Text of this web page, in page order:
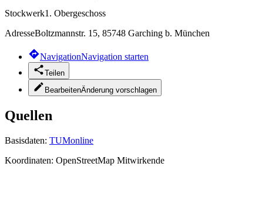
Stockwerk1. Obergeschoss
AdresseBoltzmannstr. 15, 85748 Garching b. München
NavigationNavigation starten
Teilen
BearbeitenÄnderung vorschlagen
Quellen
Basisdaten: TUMonline
Koordinaten: OpenStreetMap Mitwirkende